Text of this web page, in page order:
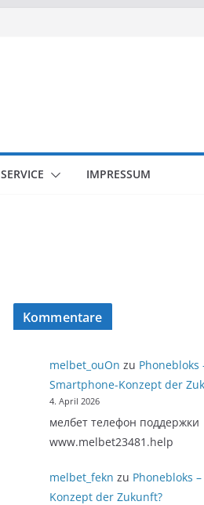
SERVICE IMPRESSUM
Kommentare
melbet_ouOn zu Phonebloks
Smartphone-Konzept der
4. April 2026
мелбет телефон поддержки
www.melbet23481.help
melbet_fekn zu Phonebloks
Konzept der Zukunft?